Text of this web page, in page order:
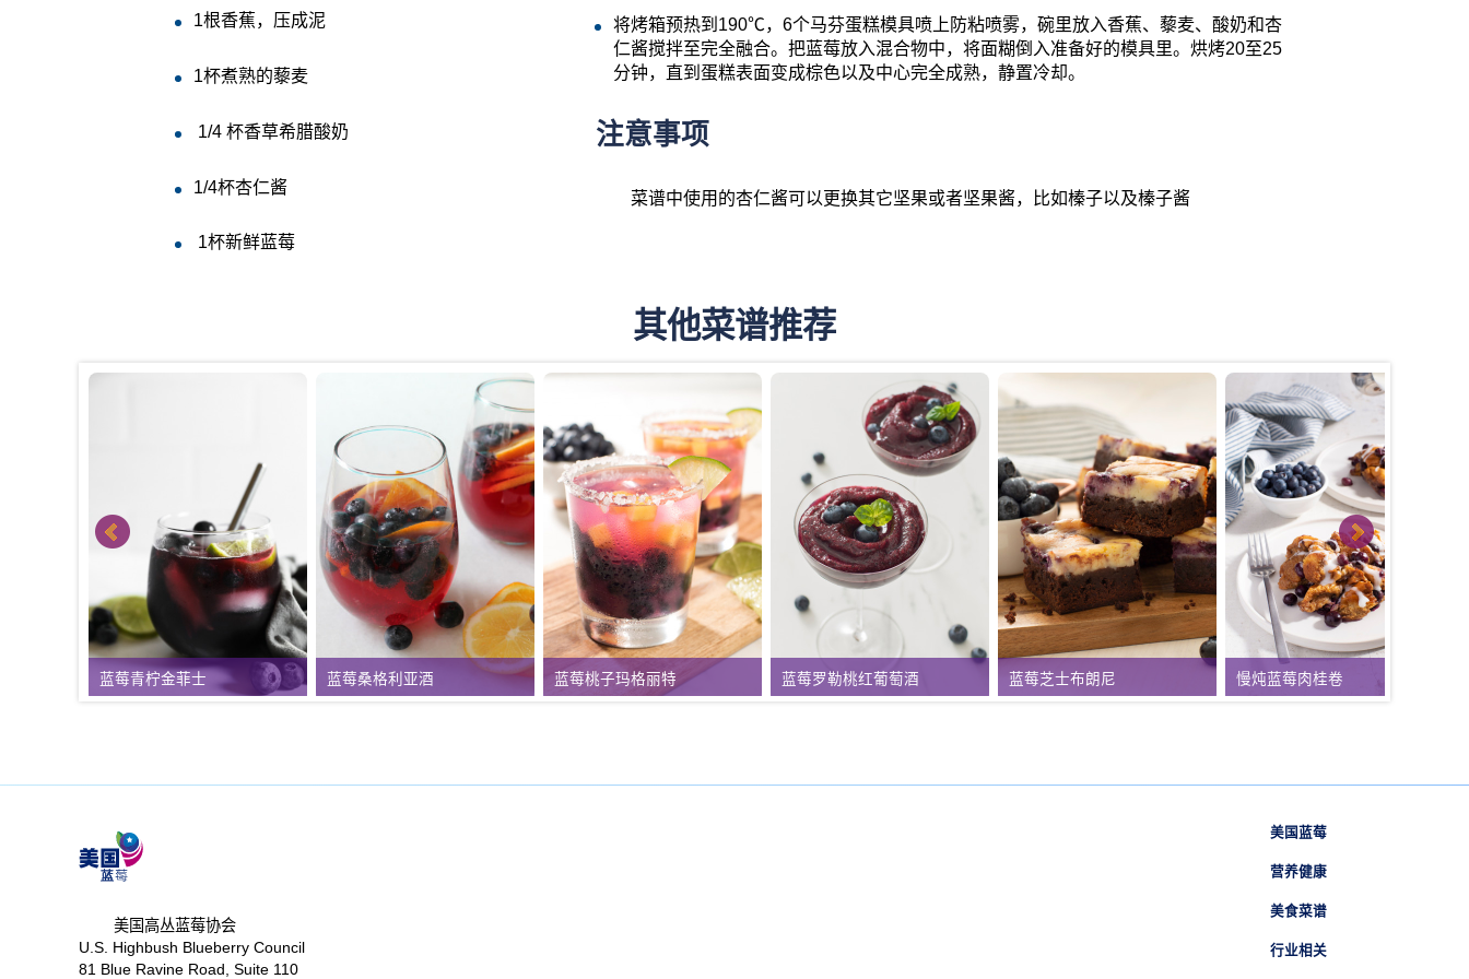
1根香蕉，压成泥
1杯煮熟的藜麦
1/4 杯香草希腊酸奶
1/4杯杏仁酱
1杯新鲜蓝莓
将烤箱预热到 190℃，6个马芬蛋糕模具喷上防粘喷雾，碗里放入香蕉、藜麦、酸奶和杏
仁酱搅拌至完全融合。把蓝莓放入混合物中，将面糊倒入准备好的模具里。烘烤20至25
分钟，直到蛋糕表面变成棕色以及中心完全成熟，静置冷却。
注意事项
菜谱中使用的杏仁酱可以更换其它坚果或者坚果酱，比如榛子以及榛子酱
其他菜谱推荐
蓝莓青柠金菲士 蓝莓桑格利亚酒 蓝莓桃子玛格丽特 蓝莓罗勒桃红葡萄酒 蓝莓芝士布朗尼 慢炖蓝莓肉桂卷
美国高丛蓝莓协会
U.S. Highbush Blueberry Council
81 Blue Ravine Road, Suite 110
美国蓝莓
营养健康
美食菜谱
行业相关